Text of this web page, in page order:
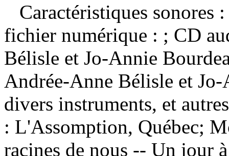
Caractéristiques sonores
fichier numérique : ; CD
Bélisle et Jo-Annie
Andrée-Anne Bélisle et
divers instruments, et
: L'Assomption, Québec;
racines de nous -- Un jour